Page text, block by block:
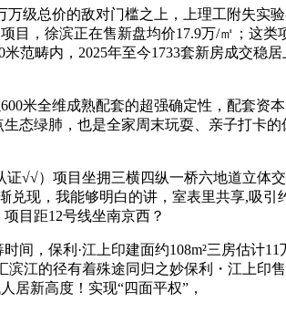
级总价的敌对门槛之上，上理工附失实
，徐滨正在售新盘均价17.9万/㎡；这类
范畴内，2025年至今1733套新房成交稳
米全维成熟配套的超强确定性，配套资
生态绿肺，也是全家周末玩耍、亲子打卡
√√）项目坐拥三横四纵一桥六地道立体
现，我能够明白的讲，室表里共享,吸引
目距12号线坐南京西？
保利·江上印建面约108m²三房估计11
江的径有着殊途同归之妙保利・江上印
居新高度！实现“四面平权”，